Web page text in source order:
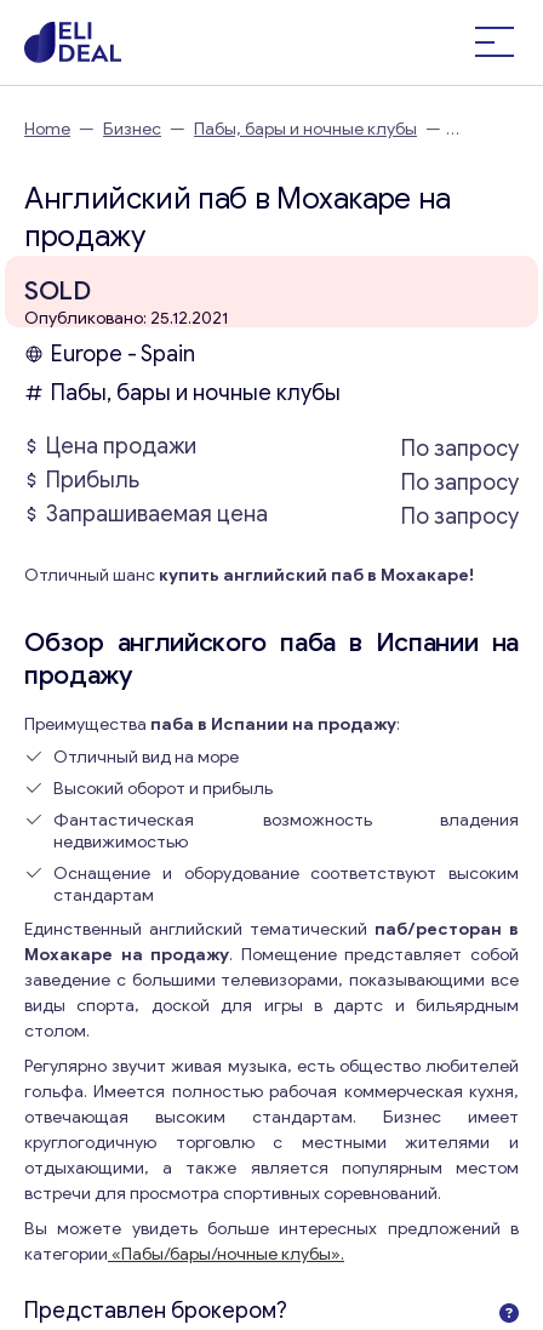
Home — Бизнес — Пабы, бары и ночные клубы —
Английский паб в Мохакаре на
продажу
SOLD
Опубликовано: 25.12.2021
Europe - Spain
Пабы, бары и ночные клубы
Цена продажи
По запросу
Прибыль
По запросу
Запрашиваемая цена
По запросу
Отличный шанс купить английский паб в Мохакаре!
Обзор английского паба в Испании на
продажу
Преимущества паба в Испании на продажу:
Отличный вид на море
Высокий оборот и прибыль
Фантастическая возможность владения
недвижимостью
Оснащение и оборудование соответствуют высоким
стандартам
Единственный английский тематический паб/ресторан в
Мохакаре на продажу. Помещение представляет собой
заведение с большими телевизорами, показывающими все
виды спорта, доской для игры в дартс и бильярдным
столом.
Регулярно звучит живая музыка, есть общество любителей
гольфа. Имеется полностью рабочая коммерческая кухня,
отвечающая высоким стандартам. Бизнес имеет
круглогодичную торговлю с местными жителями и
отдыхающими, а также является популярным местом
встречи для просмотра спортивных соревнований.
Вы можете увидеть больше интересных предложений в
категории «Пабы/бары/ночные клубы».
Представлен брокером?